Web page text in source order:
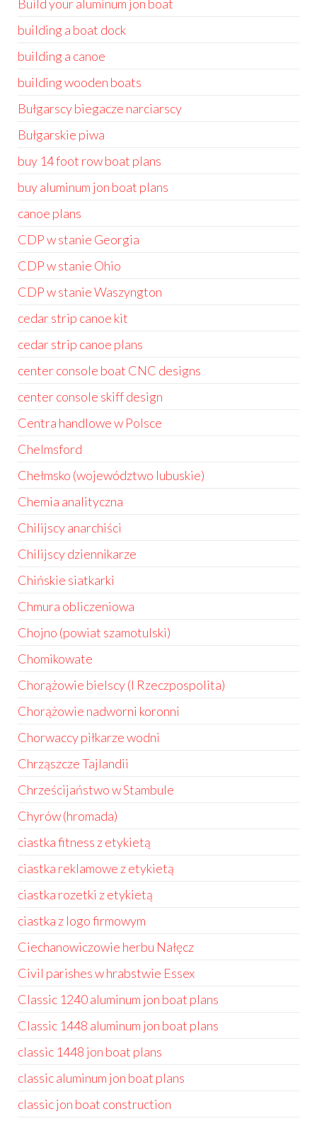
Build your aluminum jon boat
building a boat dock
building a canoe
building wooden boats
Bułgarscy biegacze narciarscy
Bułgarskie piwa
buy 14 foot row boat plans
buy aluminum jon boat plans
canoe plans
CDP w stanie Georgia
CDP w stanie Ohio
CDP w stanie Waszyngton
cedar strip canoe kit
cedar strip canoe plans
center console boat CNC designs
center console skiff design
Centra handlowe w Polsce
Chelmsford
Chełmsko (województwo lubuskie)
Chemia analityczna
Chilijscy anarchiści
Chilijscy dziennikarze
Chińskie siatkarki
Chmura obliczeniowa
Chojno (powiat szamotulski)
Chomikowate
Chorążowie bielscy (I Rzeczpospolita)
Chorążowie nadworni koronni
Chorwaccy piłkarze wodni
Chrząszcze Tajlandii
Chrześcijaństwo w Stambule
Chyrów (hromada)
ciastka fitness z etykietą
ciastka reklamowe z etykietą
ciastka rozetki z etykietą
ciastka z logo firmowym
Ciechanowiczowie herbu Nałęcz
Civil parishes w hrabstwie Essex
Classic 1240 aluminum jon boat plans
Classic 1448 aluminum jon boat plans
classic 1448 jon boat plans
classic aluminum jon boat plans
classic jon boat construction